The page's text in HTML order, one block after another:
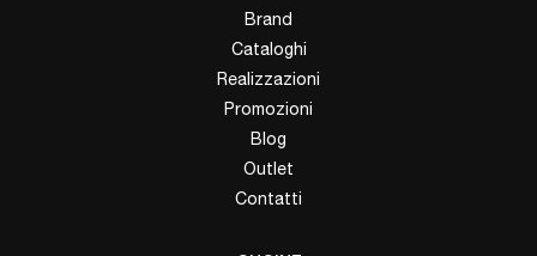
Brand
Cataloghi
Realizzazioni
Promozioni
Blog
Outlet
Contatti